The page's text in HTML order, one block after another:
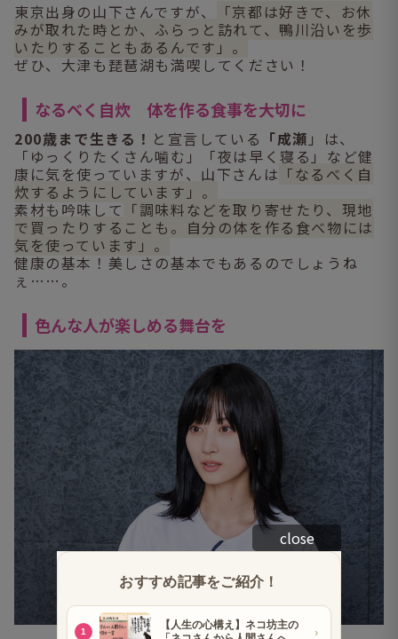
東京出身の山下さんですが、
「京都は好きで、お休
みが取れた時とか、ふらっと訪れて、鴨川沿いを歩
いたりすることもあるんです」。
ぜひ、大津も琵琶湖も満喫してください！
なるべく自炊 体を作る食事を大切に
200歳まで生きる！ と宣言している 「成瀬 」は、
「ゆっくりたくさん噛む」「夜は早く寝る」など健
康に気を使っていますが、山下さんは 「なるべく自
炊するようにしています」。
素材も吟味して 「調味料などを取り寄せたり、現地
で買ったりすることも。自分の体を作る食べ物には
気を使っています」。
健康の基本！美しさの基本でもあるのでしょうね
ぇ……。
色んな人が楽しめる舞台を
close